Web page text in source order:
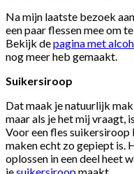
Na mijn laatste bezoek
een paar flessen mee om
Bekijk depagina met
nog meer heb gemaakt.
Suikersiroop
Dat maak je natuurlijk
maar als je het mij vraagt,
Voor een fles
maken echt zo gepiept is.
oplossen in een deel heet